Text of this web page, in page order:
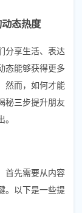
态热度
分享生活、表达
态能够获得更多
然而，如何才能
秘三步提升朋友
首先需要从内容
。以下是一些提